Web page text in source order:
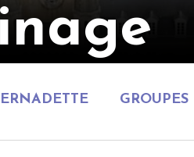
GROUPES